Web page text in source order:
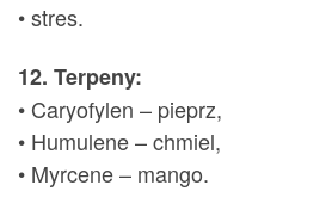
• stres.
12. Terpeny:
• Caryofylen – pieprz,
• Humulene – chmiel,
• Myrcene – mango.